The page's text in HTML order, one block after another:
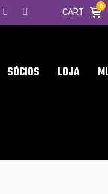
CART
0
SÓCIOS LOJA